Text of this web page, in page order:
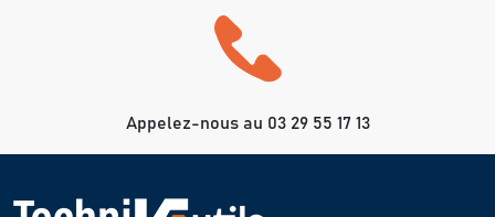
Appelez-nous au 03 29 55 17 13